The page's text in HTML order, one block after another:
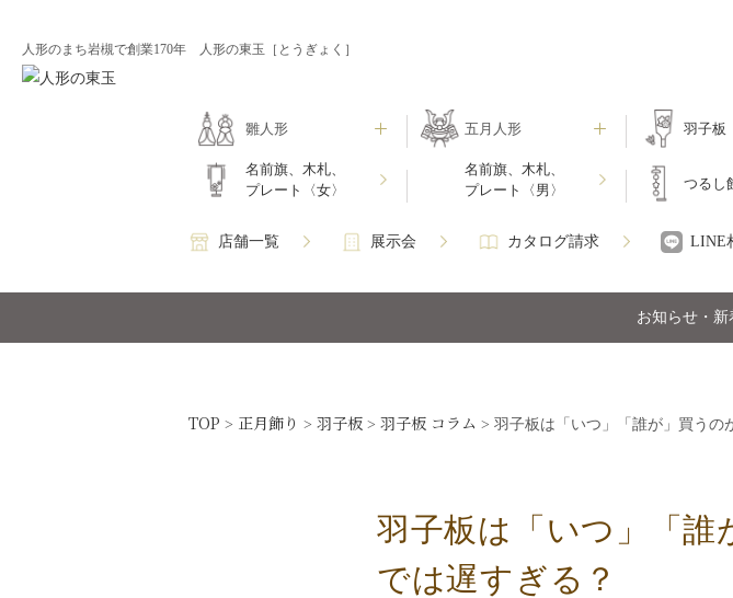
人形のまち岩槻で創業170年 人形の東玉［とうぎょく］
雛人形 五月人形 羽子板
名前旗、木札、
プレート〈女〉
名前旗、木札、
プレート〈男〉
つるし
店舗一覧 展示会 カタログ請求 LINE
お知らせ・新
TOP > 正月飾り > 羽子板 > 羽子板 コラム > 羽子板は「いつ」「誰が」買うの
羽子板は「いつ」「誰
では遅すぎる？